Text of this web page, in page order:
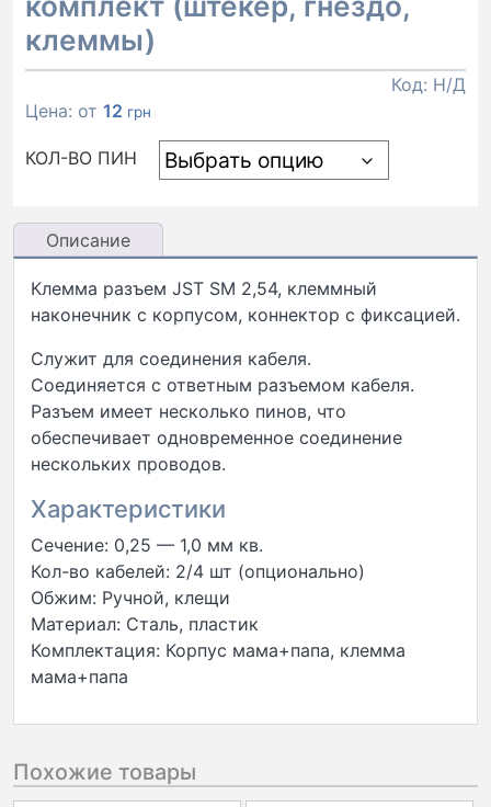
клеммы)
Код: Н/Д
Цена: от12 грн
КОЛ-ВО ПИН
Описание
Клемма разъем JST SM 2,54, клеммный
наконечник с корпусом, коннектор с фиксацией.
Служит для соединения кабеля.
Соединяется с ответным разъемом кабеля.
Разъем имеет несколько пинов, что
обеспечивает одновременное соединение
нескольких проводов.
Характеристики
Сечение: 0,25 — 1,0 мм кв.
Кол-во кабелей: 2/4 шт (опционально)
Обжим: Ручной, клещи
Материал: Сталь, пластик
Комплектация: Корпус мама+папа, клемма
мама+папа
Похожие товары